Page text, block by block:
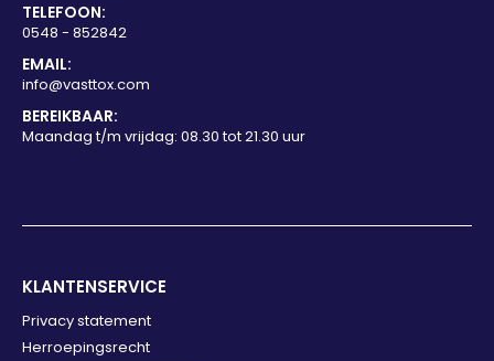
TELEFOON:
0548 - 852842
EMAIL:
info@vasttox.com
BEREIKBAAR:
Maandag t/m vrijdag: 08.30 tot 21.30 uur
KLANTENSERVICE
Privacy statement
Herroepingsrecht